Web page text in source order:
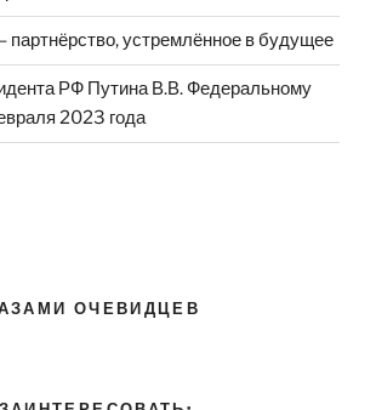
партнёрство, устремлённое в будущее
РФ Путина В.В. Федеральному
2023 года
ОЧЕВИДЦЕВ